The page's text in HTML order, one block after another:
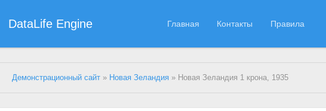
DataLife Engine Главная Контакты Правила
Демонстрационный сайт » Новая Зеландия » Новая Зеландия 1 крона, 1935